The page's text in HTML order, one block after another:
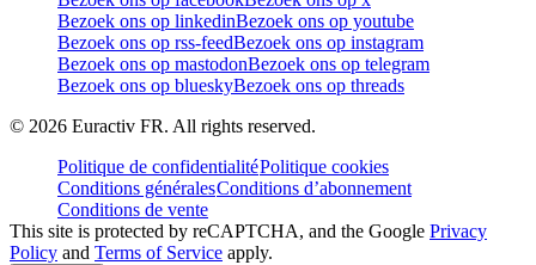
Bezoek ons op linkedinBezoek ons op youtube
Bezoek ons op rss-feedBezoek ons op instagram
Bezoek ons op mastodonBezoek ons op telegram
Bezoek ons op blueskyBezoek ons op threads
© 2026 Euractiv FR. All rights reserved.
Politique de confidentialitéPolitique cookies
Conditions généralesConditions d’abonnement
Conditions de vente
This site is protected by reCAPTCHA, and the Google Privacy
Policy and Terms of Service apply.